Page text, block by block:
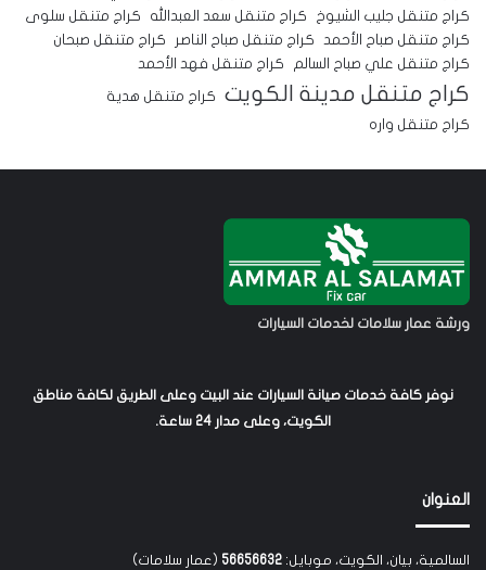
كراج متنقل جليب الشيوخ
كراج متنقل سعد العبدالله
كراج متنقل سلوى
كراج متنقل صباح الأحمد
كراج متنقل صباح الناصر
كراج متنقل صبحان
كراج متنقل علي صباح السالم
كراج متنقل فهد الأحمد
كراج متنقل مدينة الكويت
كراج متنقل هدية
كراج متنقل واره
ورشة عمار سلامات لخدمات السيارات
نوفر كافة خدمات صيانة السيارات عند البيت وعلى الطريق لكافة مناطق
الكويت، وعلى مدار 24 ساعة.
العنوان
السالمية، بيان، الكويت، موبايل: 56656632 (عمار سلامات)